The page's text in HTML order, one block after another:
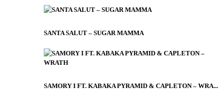
SANTA SALUT – SUGAR MAMMA
SAMORY I FT. KABAKA PYRAMID & CAPLETON – WRA...